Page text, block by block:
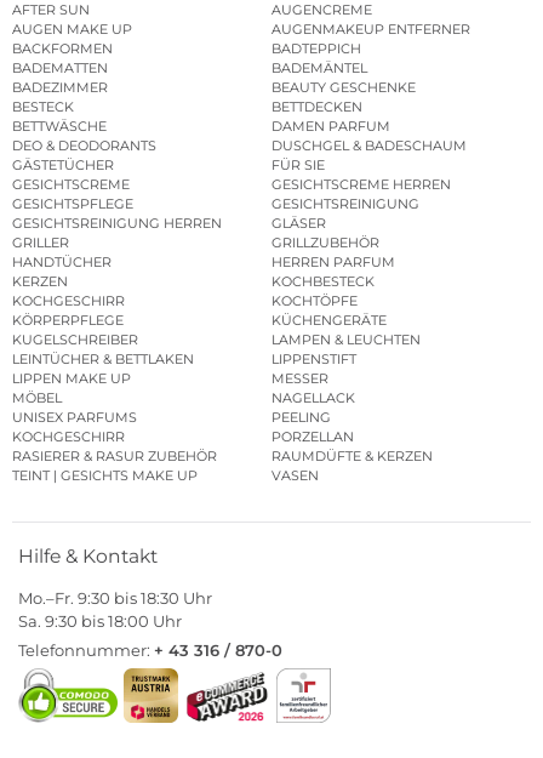
AFTER SUN
AUGENCREME
AUGEN MAKE UP
AUGENMAKEUP ENTFERNER
BACKFORMEN
BADTEPPICH
BADEMATTEN
BADEMÄNTEL
BADEZIMMER
BEAUTY GESCHENKE
BESTECK
BETTDECKEN
BETTWÄSCHE
DAMEN PARFUM
DEO & DEODORANTS
DUSCHGEL & BADESCHAUM
GÄSTETÜCHER
FÜR SIE
GESICHTSCREME
GESICHTSCREME HERREN
GESICHTSPFLEGE
GESICHTSREINIGUNG
GESICHTSREINIGUNG HERREN
GLÄSER
GRILLER
GRILLZUBEHÖR
HANDTÜCHER
HERREN PARFUM
KERZEN
KOCHBESTECK
KOCHGESCHIRR
KOCHTÖPFE
KÖRPERPFLEGE
KÜCHENGERÄTE
KUGELSCHREIBER
LAMPEN & LEUCHTEN
LEINTÜCHER & BETTLAKEN
LIPPENSTIFT
LIPPEN MAKE UP
MESSER
MÖBEL
NAGELLACK
UNISEX PARFUMS
PEELING
KOCHGESCHIRR
PORZELLAN
RASIERER & RASUR ZUBEHÖR
RAUMDÜFTE & KERZEN
TEINT | GESICHTS MAKE UP
VASEN
Hilfe & Kontakt
Mo.–Fr. 9:30 bis 18:30 Uhr
Sa. 9:30 bis 18:00 Uhr
Telefonnummer: + 43 316 / 870-0